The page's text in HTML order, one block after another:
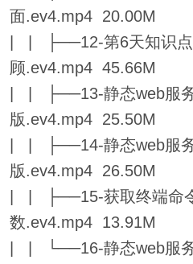
面.ev4.mp4 20.00M
| | ├──12-第6天知识点
顾.ev4.mp4 45.66M
| | ├──13-静态web服
版.ev4.mp4 25.50M
| | ├──14-静态web服
版.ev4.mp4 26.50M
| | ├──15-获取终端命
数.ev4.mp4 13.91M
| | └──16-静态web服